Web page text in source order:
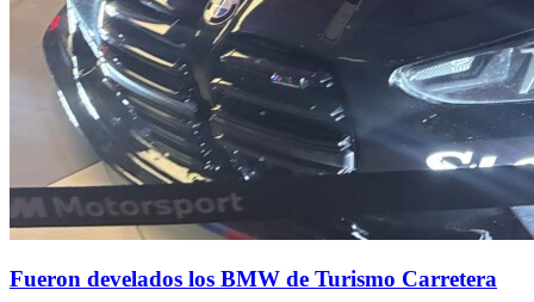
Fueron develados los BMW de Turismo Carretera